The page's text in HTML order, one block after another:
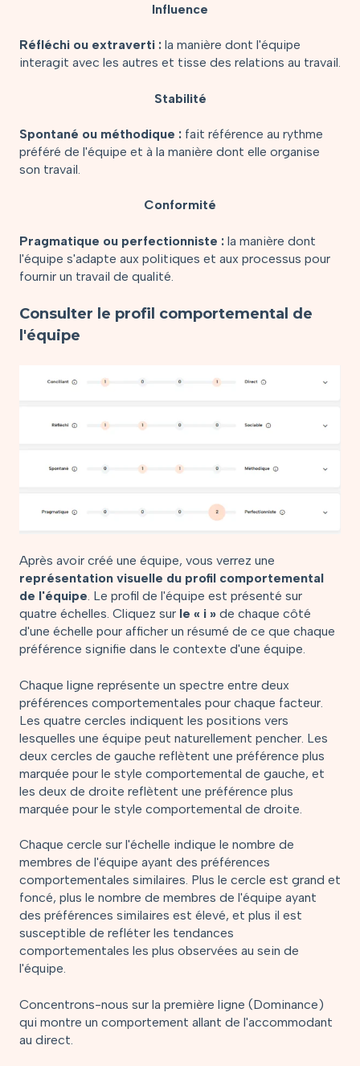
Influence
Réfléchi ou extraverti : la manière dont l'équipe
interagit avec les autres et tisse des relations au travail.
Stabilité
Spontané ou méthodique : fait référence au rythme
préféré de l'équipe et à la manière dont elle organise
son travail.
Conformité
Pragmatique ou perfectionniste : la manière dont
l'équipe s'adapte aux politiques et aux processus pour
fournir un travail de qualité.
Consulter le profil comportemental de
l'équipe
Après avoir créé une équipe, vous verrez une
représentation visuelle du profil comportemental
de l'équipe. Le profil de l'équipe est présenté sur
quatre échelles. Cliquez sur le « i » de chaque côté
d'une échelle pour afficher un résumé de ce que chaque
préférence signifie dans le contexte d'une équipe.
Chaque ligne représente un spectre entre deux
préférences comportementales pour chaque facteur.
Les quatre cercles indiquent les positions vers
lesquelles une équipe peut naturellement pencher. Les
deux cercles de gauche reflètent une préférence plus
marquée pour le style comportemental de gauche, et
les deux de droite reflètent une préférence plus
marquée pour le style comportemental de droite.
Chaque cercle sur l'échelle indique le nombre de
membres de l'équipe ayant des préférences
comportementales similaires. Plus le cercle est grand et
foncé, plus le nombre de membres de l'équipe ayant
des préférences similaires est élevé, et plus il est
susceptible de refléter les tendances
comportementales les plus observées au sein de
l'équipe.
Concentrons-nous sur la première ligne (Dominance)
qui montre un comportement allant de l'accommodant
au direct.